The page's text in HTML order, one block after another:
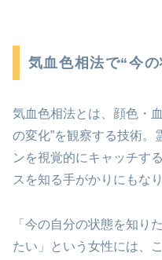
気血色相法で“今
気血色相法とは、顔色・
の変化”を観察する技術。
ンを視覚的にキャッチす
スを知る手がかりにもなり
「今の自分の状態を知り
たい」という女性には、